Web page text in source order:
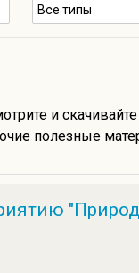
Все типы
и
полезные